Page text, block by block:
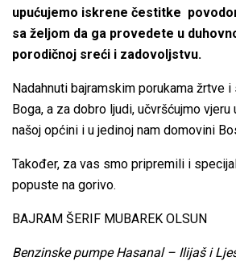
upućujemo iskrene čestitke
sa željom da ga provedete u
porodičnoj sreći i zadovoljstvu.
Nadahnuti bajramskim porukama žrtve
Boga, a za dobro ljudi, učvršćujmo vjeru
našoj općini i u jedinoj nam domovini
Također, za vas smo pripremili i
popuste na gorivo.
BAJRAM ŠERIF MUBAREK OLSUN
Benzinske pumpe Hasanal – Ilijaš i